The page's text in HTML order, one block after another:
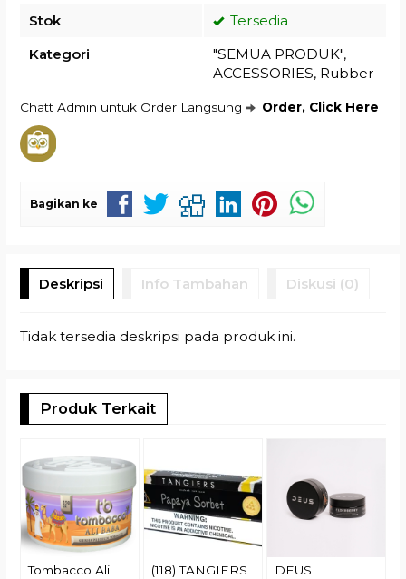
Stok
Tersedia
Kategori
"SEMUA PRODUK",
ACCESSORIES, Rubber
Chatt Admin untuk Order Langsung Order, Click Here
Bagikan ke
Deskripsi Info Tambahan Diskusi (0)
Tidak tersedia deskripsi pada produk ini.
Produk Terkait
Tombacco Ali
(118) TANGIERS
DEUS